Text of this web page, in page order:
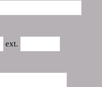
ext.